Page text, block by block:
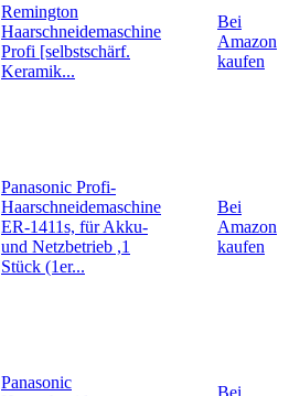
Remington
Haarschneidemaschine
Profi [selbstschärf.
Keramik...
Bei
Amazon
kaufen
Panasonic Profi-
Haarschneidemaschine
ER-1411s, für Akku-
und Netzbetrieb ,1
Stück (1er...
Bei
Amazon
kaufen
Panasonic
Bei